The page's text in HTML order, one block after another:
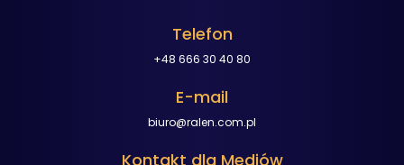
Telefon
+48 666 30 40 80
E-mail
biuro@ralen.com.pl
Kontakt dla Mediów